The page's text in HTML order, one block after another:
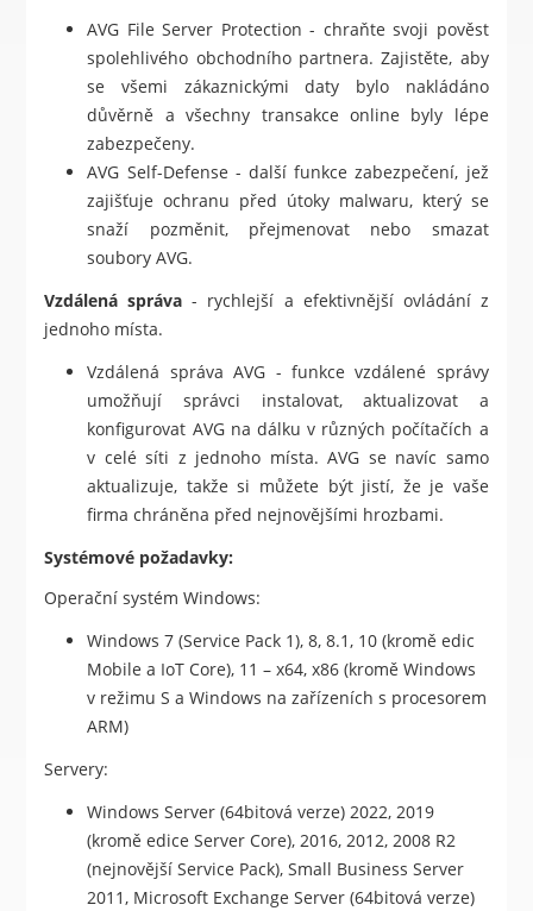
AVG File Server Protection - chraňte svoji pověst
spolehlivého obchodního partnera. Zajistěte, aby
se všemi zákaznickými daty bylo nakládáno
důvěrně a všechny transakce online byly lépe
zabezpečeny.
AVG Self-Defense - další funkce zabezpečení, jež
zajišťuje ochranu před útoky malwaru, který se
snaží pozměnit, přejmenovat nebo smazat
soubory AVG.
Vzdálená správa - rychlejší a efektivnější ovládání z
jednoho místa.
Vzdálená správa AVG - funkce vzdálené správy
umožňují správci instalovat, aktualizovat a
konfigurovat AVG na dálku v různých počítačích a
v celé síti z jednoho místa. AVG se navíc samo
aktualizuje, takže si můžete být jistí, že je vaše
firma chráněna před nejnovějšími hrozbami.
Systémové požadavky:
Operační systém Windows:
Windows 7 (Service Pack 1), 8, 8.1, 10 (kromě edic
Mobile a IoT Core), 11 – x64, x86 (kromě Windows
v režimu S a Windows na zařízeních s procesorem
ARM)
Servery:
Windows Server (64bitová verze) 2022, 2019
(kromě edice Server Core), 2016, 2012, 2008 R2
(nejnovější Service Pack), Small Business Server
2011, Microsoft Exchange Server (64bitová verze)